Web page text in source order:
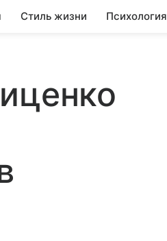
Стиль жизни Психология